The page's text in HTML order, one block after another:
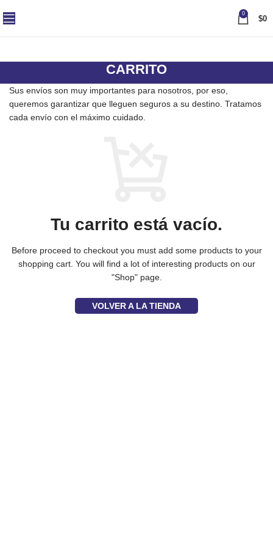
0
$0
CARRITO
Sus envíos son muy importantes para nosotros, por eso,
queremos garantizar que lleguen seguros a su destino. Tratamos
cada envío con el máximo cuidado.
Tu carrito está vacío.
Before proceed to checkout you must add some products to your
shopping cart. You will find a lot of interesting products on our
"Shop" page.
VOLVER A LA TIENDA